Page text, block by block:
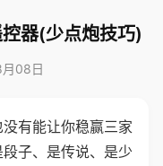
器(少点炮技巧)
08日
有能让你稳赢三家
子、是传说、是少